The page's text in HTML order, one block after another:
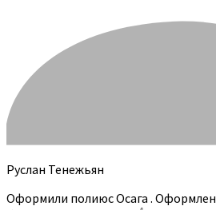
Руслан Тенежьян
Оформили полиюс Осага .